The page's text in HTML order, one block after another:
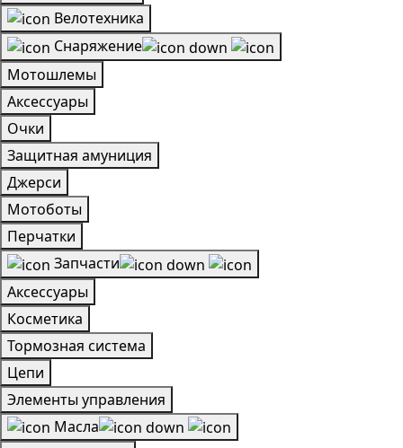
Велотехника
Снаряжение
Мотошлемы
Аксессуары
Очки
Защитная амуниция
Джерси
Мотоботы
Перчатки
Запчасти
Аксессуары
Косметика
Тормозная система
Цепи
Элементы управления
Масла